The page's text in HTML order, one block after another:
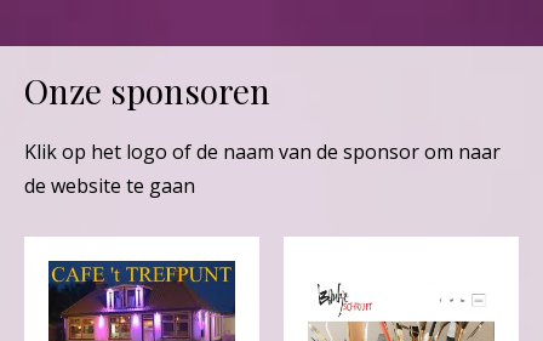
Onze sponsoren
Klik op het logo of de naam van de sponsor om naar
de website te gaan